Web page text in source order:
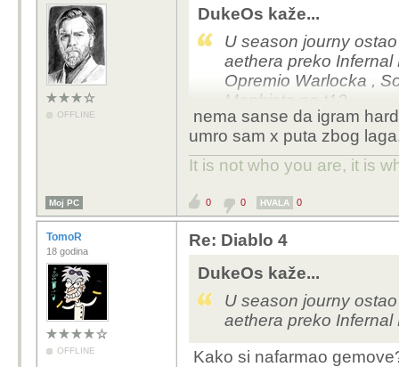
OFFLINE
DukeOs kaže...
U season journy
aethera preko
Opremio Warlocka ,
Mephista na t12 .
Daleko najlaksi je
Rijesi Mephista za
nego borba.
Digao sve klase do
chestova koje sam
Da je war plans
Resursa ne
zabavnijem jer mozes
Mislim da je vrijeme
nema sanse da igram
umro sam x puta zbog
It is not who you are, it is
Moj PC 0 0 HVALA 0
TomoR
18 godina
OFFLINE
Re: Diablo 4
DukeOs kaže...
U season journy
aethera preko
Kako si nafarmao